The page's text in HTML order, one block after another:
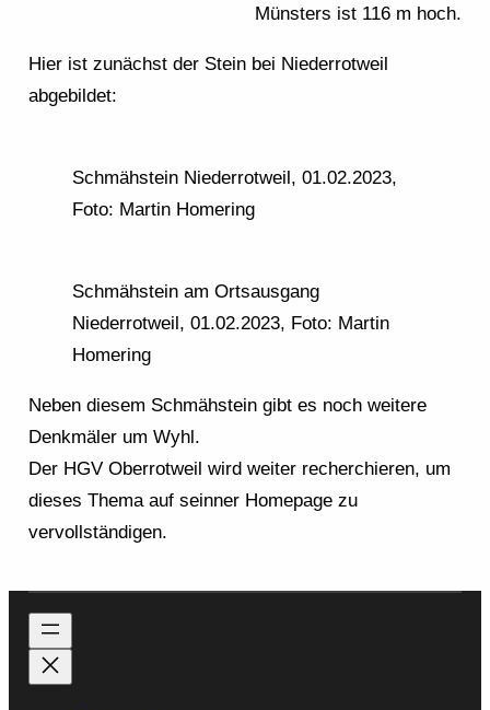
Münsters ist 116 m hoch.
Hier ist zunächst der Stein bei Niederrotweil
abgebildet:
Schmähstein Niederrotweil, 01.02.2023,
Foto: Martin Homering
Schmähstein am Ortsausgang
Niederrotweil, 01.02.2023, Foto: Martin
Homering
Neben diesem Schmähstein gibt es noch weitere
Denkmäler um Wyhl.
Der HGV Oberrotweil wird weiter recherchieren, um
dieses Thema auf seinner Homepage zu
vervollständigen.